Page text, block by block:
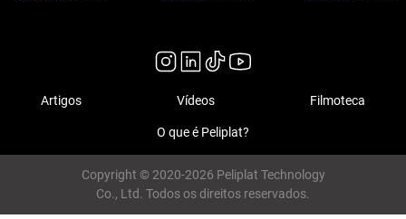
Artigos Vídeos Filmoteca
O que é Peliplat?
Copyright © 2020-2026 Peliplat Technology
Co., Ltd. Todos os direitos reservados.